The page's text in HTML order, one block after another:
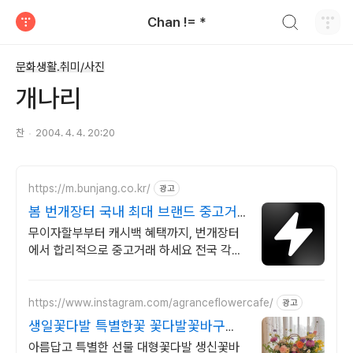
Chan != *
문화생활.취미/사진
개나리
찬 2004. 4. 4. 20:20
https://m.bunjang.co.kr/ 광고
봄 번개장터 국내 최대 브랜드 중고거
래
무이자할부부터 캐시백 혜택까지, 번개장터
에서 합리적으로 중고거래 하세요 전국 각지
https://www.instagram.com/agranceflowercafe/ 광고
생일꽃다발 특별한꽃 꽃다발꽃바구니
꽃클래스상시모집
아름답고 특별한 선물 대형꽃다발 생신꽃바